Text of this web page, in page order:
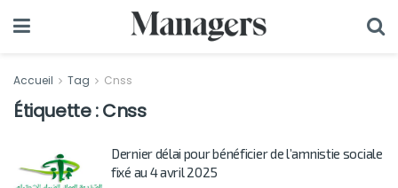
Accueil Tag Cnss
Étiquette :Cnss
Dernier délai pour bénéficier de l’amnistie sociale
fixé au 4 avril 2025